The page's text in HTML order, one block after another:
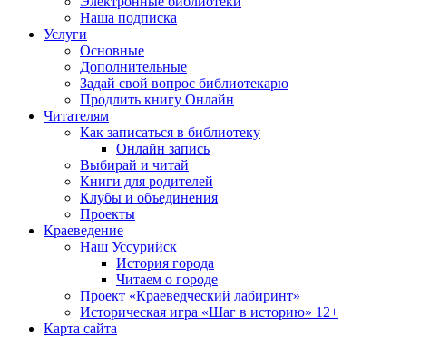
Наша подписка
Услуги
Основные
Дополнительные
Задай свой вопрос библиотекарю
Продлить книгу Онлайн
Читателям
Как записаться в библиотеку
Онлайн запись
Выбирай и читай
Книги для родителей
Клубы и объединения
Проекты
Краеведение
Наш Уссурийск
История города
Читаем о городе
Проект «Краеведческий лабиринт»
Историческая игра «Шаг в историю» 12+
Карта сайта